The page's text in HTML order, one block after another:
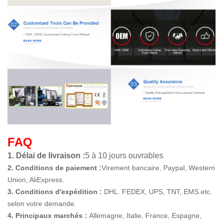
FAQ
1. Délai de livraison :5 à 10 jours ouvrables
2. Conditions de paiement :Virement bancaire, Paypal, Western
Union, AliExpress.
3. Conditions d'expédition : DHL. FEDEX, UPS, TNT, EMS.etc.
selon votre demande.
4. Principaux marchés : Allemagne, Italie, France, Espagne,